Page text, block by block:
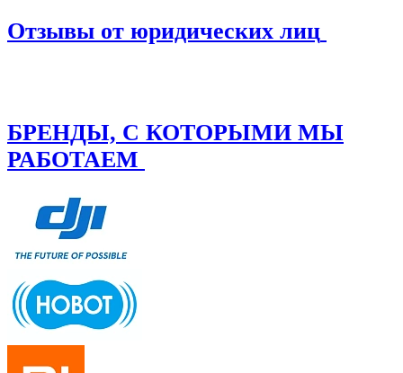
Отзывы от юридических лиц
БРЕНДЫ, С КОТОРЫМИ МЫ
РАБОТАЕМ